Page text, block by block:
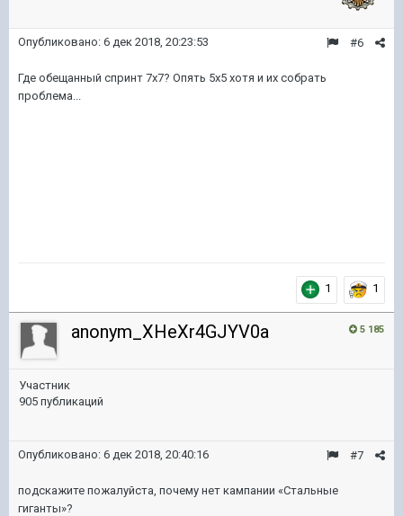
#6
Опубликовано: 6 дек 2018, 20:23:53
Где обещанный спринт 7х7? Опять 5х5 хотя и их собрать
проблема...
1 1
5 185
anonym_XHeXr4GJYV0a
Участник
905 публикаций
#7
Опубликовано: 6 дек 2018, 20:40:16
подскажите пожалуйста, почему нет кампании «Стальные
гиганты»?